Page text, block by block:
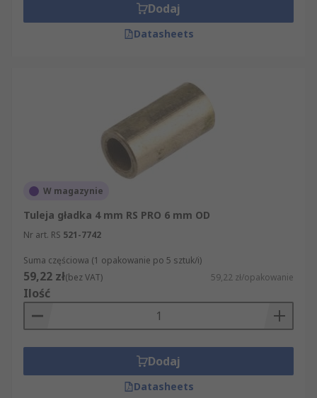
Dodaj
Datasheets
W magazynie
Tuleja gładka 4 mm RS PRO 6 mm OD
Nr art. RS 521-7742
Suma częściowa (1 opakowanie po 5 sztuk/i)
59,22 zł(bez VAT) 59,22 zł/opakowanie
Ilość
Dodaj
Datasheets